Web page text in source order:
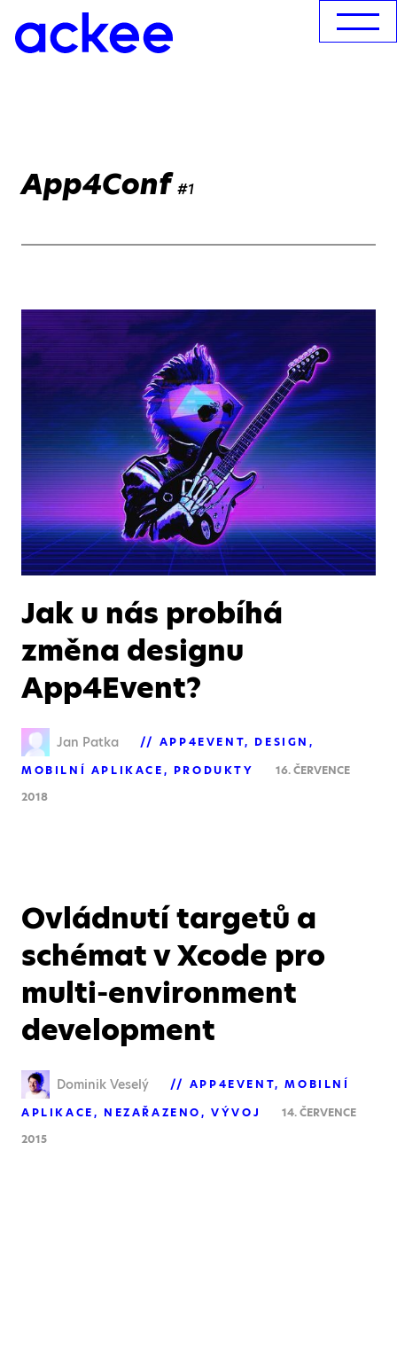
App4Conf #1
Jak u nás probíhá
změna designu
App4Event?
Jan Patka APP4EVENT
DESIGN
MOBILNÍ APLIKACE
PRODUKTY
16. ČERVENCE
2018
Ovládnutí targetů a
schémat v Xcode pro
multi-environment
development
Dominik Veselý APP4EVENT
MOBILNÍ
APLIKACE
NEZAŘAZENO VÝVOJ
14. ČERVENCE
2015